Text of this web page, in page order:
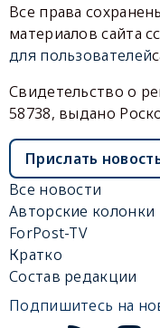
Все права
материалов сайта
для пользователей
Свидетельство о
58738, выдано
Прислать
Все новости
Авторские колонки
ForPost-TV
Кратко
Состав редакции
Подпишитесь на